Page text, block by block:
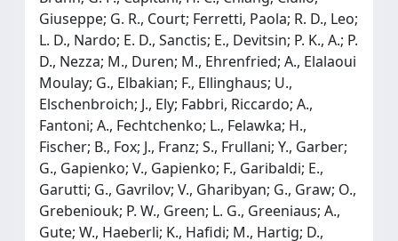
Giuseppe; G. R., Court; Ferretti, Paola; R. D., Leo;
L. D., Nardo; E. D., Sanctis; E., Devitsin; P. K., A.; P.
D., Nezza; M., Duren; M., Ehrenfried; A., Elalaoui
Moulay; G., Elbakian; F., Ellinghaus; U.,
Elschenbroich; J., Ely; Fabbri, Riccardo; A.,
Fantoni; A., Fechtchenko; L., Felawka; H.,
Fischer; B., Fox; J., Franz; S., Frullani; Y., Garber;
G., Gapienko; V., Gapienko; F., Garibaldi; E.,
Garutti; G., Gavrilov; V., Gharibyan; G., Graw; O.,
Grebeniouk; P. W., Green; L. G., Greeniaus; A.,
Gute; W., Haeberli; K., Hafidi; M., Hartig; D.,